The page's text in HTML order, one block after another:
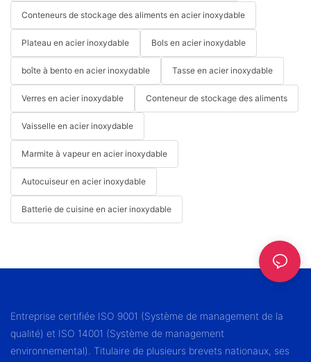
Conteneurs de stockage des aliments en acier inoxydable
Plateau en acier inoxydable Bols en acier inoxydable
boîte à bento en acier inoxydable Tasse en acier inoxydable
Verres en acier inoxydable Conteneur de stockage des aliments
Vaisselle en acier inoxydable
Marmite à vapeur en acier inoxydable
Autocuiseur en acier inoxydable
Batterie de cuisine en acier inoxydable
Entreprise certifiée ISO 9001 (Système de management de la
qualité) et ISO 14001 (Système de management
environnemental). Titulaire de plusieurs brevets nationaux, ses